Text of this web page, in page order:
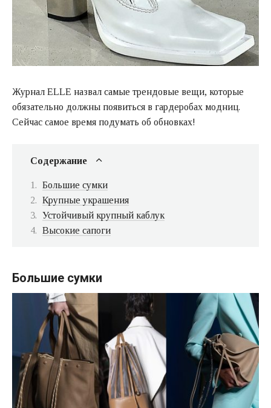
Журнал ELLE назвал самые трендовые вещи, которые
обязательно должны появиться в гардеробах модниц.
Сейчас самое время подумать об обновках!
Содержание
Большие сумки
Крупные украшения
Устойчивый крупный каблук
Высокие сапоги
Большие сумки